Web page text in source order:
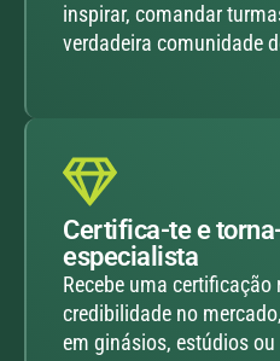
inspirar, comandar
verdadeira comunidade
Certifica-te e
especialista
Recebe uma certificação
credibilidade no
em ginásios, estúdios